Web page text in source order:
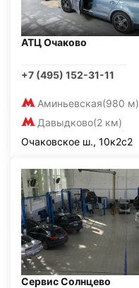
АТЦ Очаково
+7 (495) 152-31-11
Аминьевская(980 м)
Давыдково(2 км)
Очаковское ш., 10к2с2
Сервис Солнцево